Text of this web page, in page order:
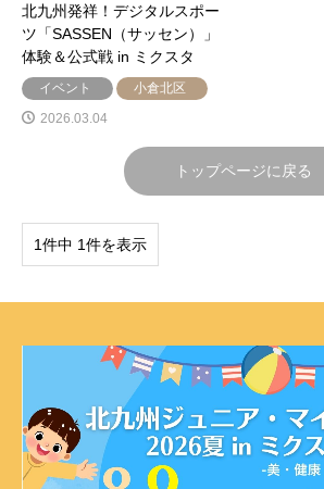
北九州発祥！デジタルスポー
ツ「SASSEN（サッセン）」
体験＆公式戦 in ミクスタ
イベント
小倉北区
2026.03.04
トップページに戻る
1件中 1件を表示